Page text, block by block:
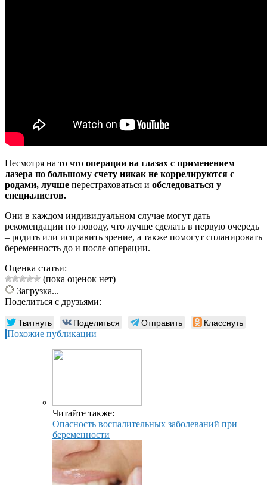
Несмотря на то что операции на глазах с применением
лазера по большому счету никак не коррелируются с
родами, лучше перестраховаться и обследоваться у
специалистов.
Они в каждом индивидуальном случае могут дать
рекомендации по поводу, что лучше сделать в первую очередь
– родить или исправить зрение, а также помогут спланировать
беременность до и после операции.
Оценка статьи:
(пока оценок нет)
Загрузка...
Поделиться с друзьями:
Твитнуть Поделиться Отправить Класснуть
Похожие публикации
Читайте также:
Опасность воспалительных заболеваний при
беременности